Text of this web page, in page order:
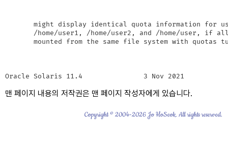
might display identical quota information for
/home/user1, /home/user2, and /home/user, if
mounted from the same file system with quotas
Oracle Solaris 11.4               3
맨 페이지 내용의 저작권은 맨 페이지 작성자에게 있습니다.
Copyright © 2004-2026 Jo HoSeok. All rights reserved.